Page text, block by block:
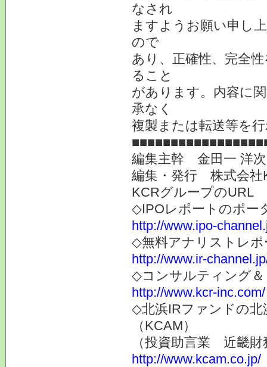
なされ
ますようお願い申し
ので
あり、正確性、完全
ること
があります。内容に
承なく
複製または転送等を
編集主幹 金田一 洋
編集・発行 株式会社
KCRグループのURL
◇IPOレポートのポー
http://www.ipo-
◇無料アナリストレ
http://www.ir-
◇コンサルティング＆
http://www.kcr-inc.com/
◇北浜IRファンドの
（KCAM）
（投資助言業 近畿財
http://www.kcam.co.jp/